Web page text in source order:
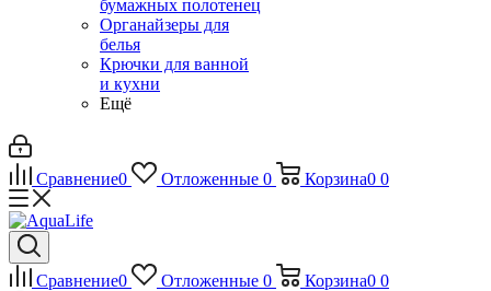
бумажных полотенец
Органайзеры для
белья
Крючки для ванной
и кухни
Ещё
Сравнение0 Отложенные 0 Корзина0 0
Сравнение0 Отложенные 0 Корзина0 0